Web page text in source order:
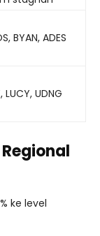
BYAN, ADES
LUCY, UDNG
ke level